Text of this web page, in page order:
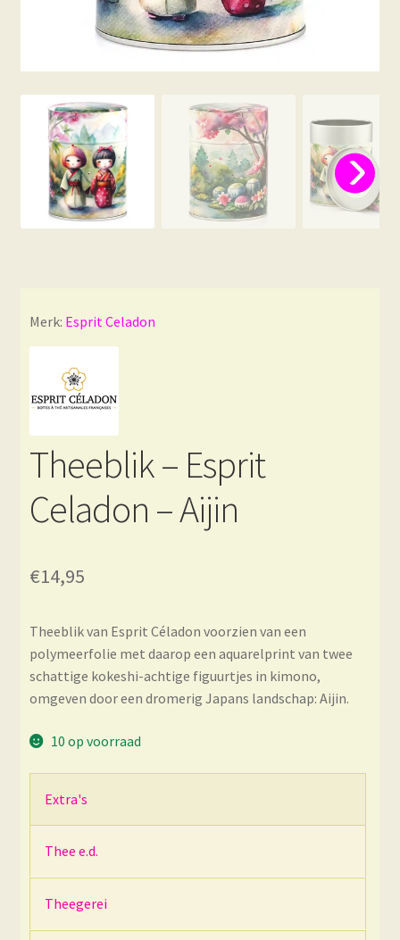
Merk: Esprit Celadon
Theeblik – Esprit
Celadon – Aijin
€14,95
Theeblik van Esprit Céladon voorzien van een
polymeerfolie met daarop een aquarelprint van twee
schattige kokeshi-achtige figuurtjes in kimono,
omgeven door een dromerig Japans landschap: Aijin.
10 op voorraad
Extra's
Thee e.d.
Theegerei